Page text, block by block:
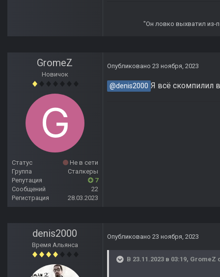
"Он ловко выхватил из-
GromeZ
Новичок
Статус
Не в сети
Группа
Сталкеры
Репутация
7
Сообщений
22
Регистрация
28.03.2023
Опубликовано 23 ноября, 2023
@denis2000 Я всё скомпилил
denis2000
Время Альянса
Опубликовано 23 ноября, 2023
В 23.11.2023 в 03:19, GromeZ